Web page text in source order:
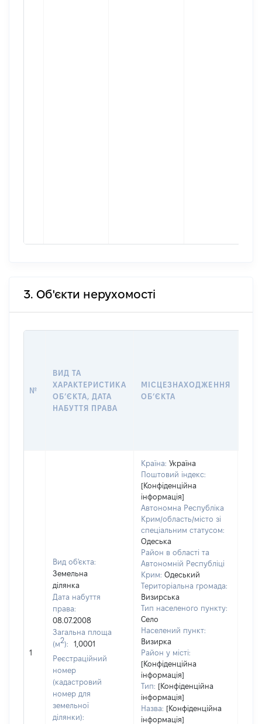
3. Об'єкти нерухомості
№
ВИД ТА
ХАРАКТЕРИСТИКА
ОБʼЄКТА, ДАТА
НАБУТТЯ ПРАВА
МІСЦЕЗНАХОДЖЕННЯ
ОБʼЄКТА
1
Вид об'єкта:
Земельна
ділянка
Дата набуття
права:
08.07.2008
Загальна площа
(м2):
1,0001
Реєстраційний
номер
(кадастровий
номер для
земельної
ділянки):
Країна: Україна
Поштовий індекс:
[Конфіденційна
інформація]
Автономна Республіка
Крим/область/місто зі
спеціальним статусом:
Одеська
Район в області та
Автономній Республіці
Крим: Одеський
Територіальна громада:
Визирська
Тип населеного пункту:
Село
Населений пункт:
Визирка
Район у місті:
[Конфіденційна
інформація]
Тип: [Конфіденційна
інформація]
Назва: [Конфіденційна
інформація]